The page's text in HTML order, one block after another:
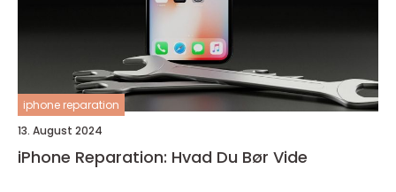
iphone reparation
13. August 2024
iPhone Reparation: Hvad Du Bør Vide